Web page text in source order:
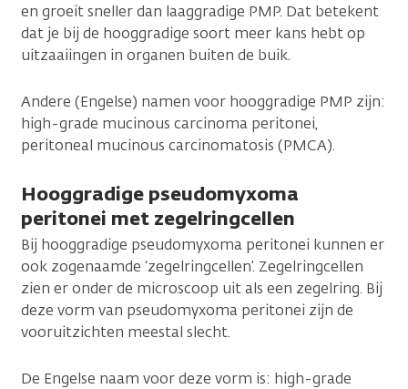
en groeit sneller dan laaggradige PMP. Dat betekent
dat je bij de hooggradige soort meer kans hebt op
uitzaaiingen in organen buiten de buik.
Andere (Engelse) namen voor hooggradige PMP zijn:
high-grade mucinous carcinoma peritonei,
peritoneal mucinous carcinomatosis (PMCA).
Hooggradige pseudomyxoma
peritonei met zegelringcellen
Bij hooggradige pseudomyxoma peritonei kunnen er
ook zogenaamde ‘zegelringcellen’. Zegelringcellen
zien er onder de microscoop uit als een zegelring. Bij
deze vorm van pseudomyxoma peritonei zijn de
vooruitzichten meestal slecht.
De Engelse naam voor deze vorm is: high-grade